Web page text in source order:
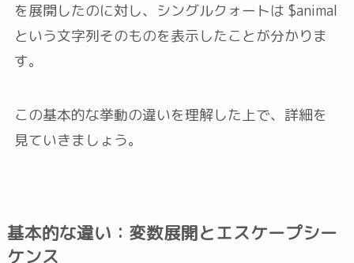
を展開したのに対し、シングルクォートは $animal
という文字列そのものを表示したことが分かりま
す。
この基本的な挙動の違いを理解した上で、詳細を
見ていきましょう。
基本的な違い：変数展開とエスケープシー
ケンス